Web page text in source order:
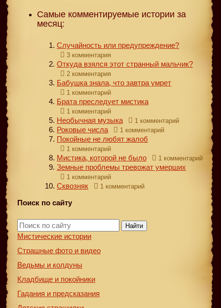
Самые комментируемые истории за
месяц:
Случайность или предупреждение?
3 комментария
Откуда взялся этот странный мальчик?
2 комментария
Бабушка знала, что завтра умрет
1 комментарий
Брата преследует мистика
1 комментарий
Необычная музыка 1 комментарий
Роковые числа 1 комментарий
Покойные не любят жалоб
1 комментарий
Мистика, которой не было 1 комментарий
Земные проблемы тревожат умерших
1 комментарий
Сквозняк 1 комментарий
Поиск по сайту
Найти
Мистические истории
Страшные фото и видео
Ведьмы и колдуны
Кладбище и покойники
Гадания и предсказания